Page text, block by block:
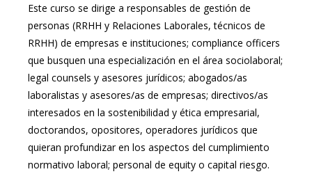
Este curso se dirige a responsables de gestión de
personas (RRHH y Relaciones Laborales, técnicos de
RRHH) de empresas e instituciones; compliance officers
que busquen una especialización en el área sociolaboral;
legal counsels y asesores jurídicos; abogados/as
laboralistas y asesores/as de empresas; directivos/as
interesados en la sostenibilidad y ética empresarial,
doctorandos, opositores, operadores jurídicos que
quieran profundizar en los aspectos del cumplimiento
normativo laboral; personal de equity o capital riesgo.